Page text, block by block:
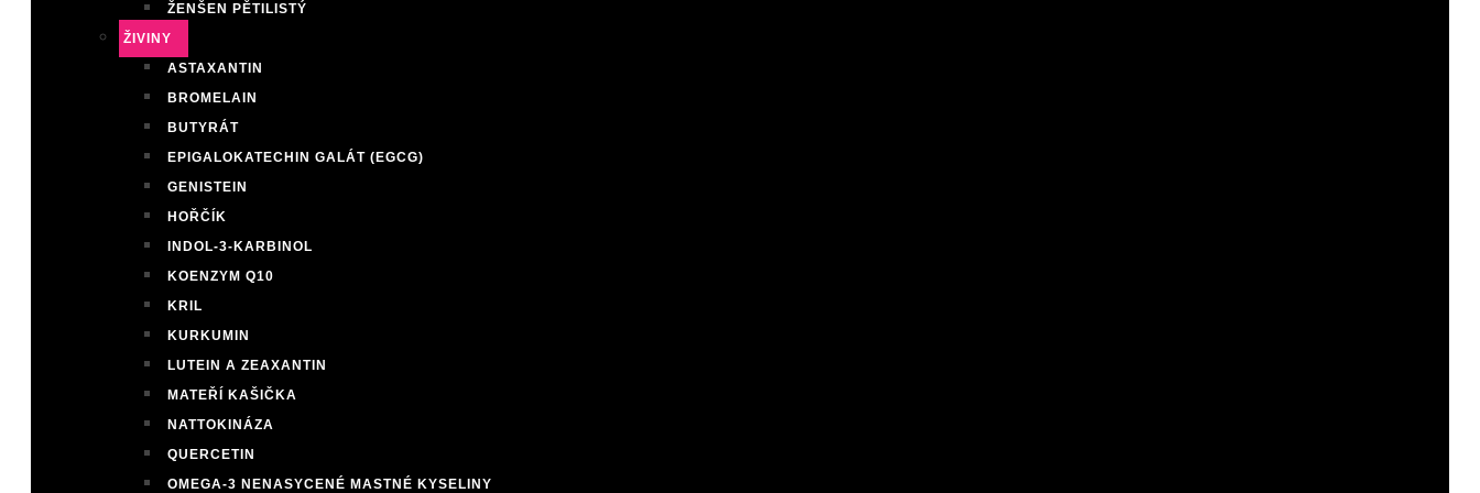
ŽENŠEN PĚTILISTÝ
ŽIVINY
ASTAXANTIN
BROMELAIN
BUTYRÁT
EPIGALOKATECHIN GALÁT (EGCG)
GENISTEIN
HOŘČÍK
INDOL-3-KARBINOL
KOENZYM Q10
KRIL
KURKUMIN
LUTEIN A ZEAXANTIN
MATEŘÍ KAŠIČKA
NATTOKINÁZA
QUERCETIN
OMEGA-3 NENASYCENÉ MASTNÉ KYSELINY